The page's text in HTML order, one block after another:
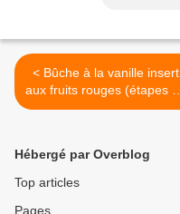
< Bûche à la vanille insert
aux fruits rouges (étapes en
images)
Hébergé par Overblog
Top articles
Pages